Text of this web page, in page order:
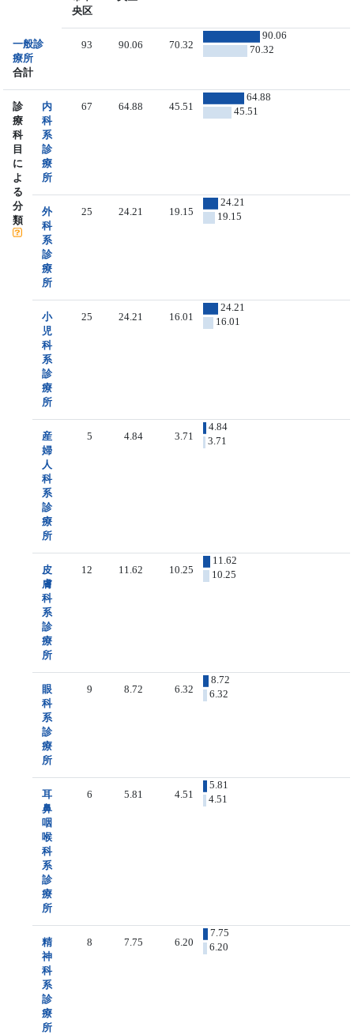
央区
一般診
療所
合計
93 90.06 70.32
90.06
70.32
診
療
科
目
に
よ
る
分
類
内
科
系
診
療
所
67 64.88 45.51
64.88
45.51
外
科
系
診
療
所
25 24.21 19.15
24.21
19.15
小
児
科
系
診
療
所
25 24.21 16.01
24.21
16.01
産
婦
人
科
系
診
療
所
5 4.84 3.71
4.84
3.71
皮
膚
科
系
診
療
所
12 11.62 10.25
11.62
10.25
眼
科
系
診
療
所
9 8.72 6.32
8.72
6.32
耳
鼻
咽
喉
科
系
診
療
所
6 5.81 4.51
5.81
4.51
精
神
科
系
診
療
所
8 7.75 6.20
7.75
6.20